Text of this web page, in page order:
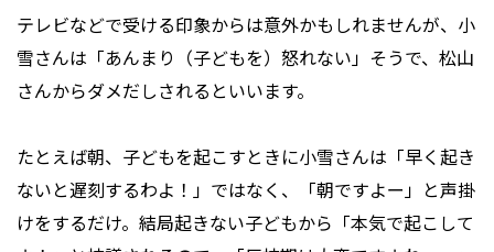
テレビなどで受ける印象からは意外かもしれませんが、小
雪さんは「あんまり（子どもを）怒れない」そうで、松山
さんからダメだしされるといいます。
たとえば朝、子どもを起こすときに小雪さんは「早く起き
ないと遅刻するわよ！」ではなく、「朝ですよー」と声掛
けをするだけ。結局起きない子どもから「本気で起こして